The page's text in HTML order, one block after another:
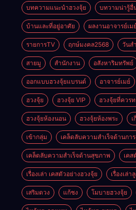
บทความแนะนำฮวงจุ้ย บทวามน่ารู้อื่
บ้านและที่อยู่อาศัย ผลงานอาจารย์เมย์
รายการTV ฤกษ์มงคล2568 วันส
สายมู สำนักงาน อสังหาริมทรัพย์
ออกแบบฮวงจุ้ยแบรนด์ อาจารย์เมย์
ฮวงจุ้ย ฮวงจุ้ย VIP ฮวงจุ้ยที่ควร
ฮวงจุ้ยห้องนอน ฮวงจุ้ยห้องพระ
เข้ากลุ่ม เคล็ดลับความสำเร็จด้านกา
เคล็ดลับความสำเร็จด้านสุขภาพ เคส
เรื่องเล่า เคสตัวอย่างฮวงจุ้ย เรื่องเล่า
เสริมดวง แก้ชง โมบายฮวงจุ้ย